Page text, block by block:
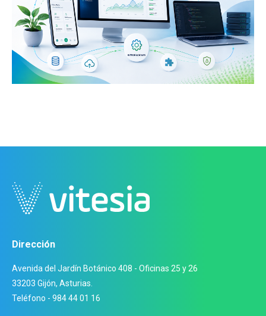
Dirección
Avenida del Jardín Botánico 408 - Oficinas 25 y 26
33203 Gijón, Asturias.
Teléfono - 984 44 01 16